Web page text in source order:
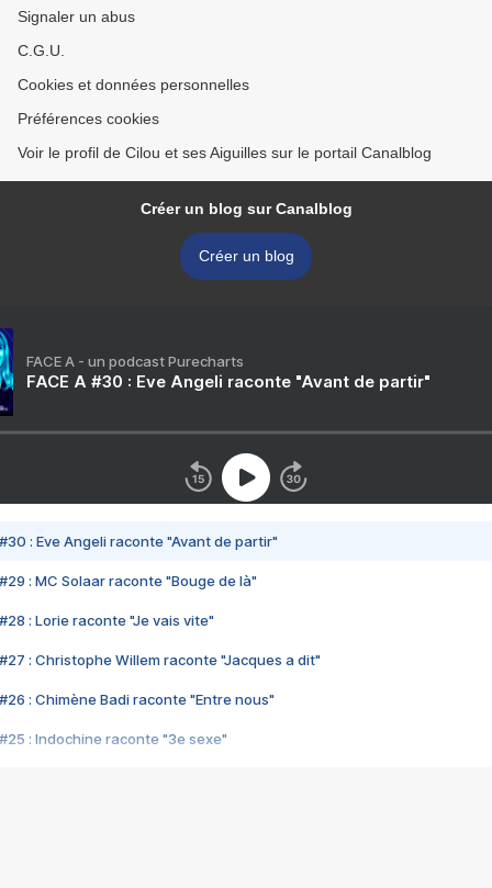
Signaler un abus
C.G.U.
Cookies et données personnelles
Préférences cookies
Voir le profil de Cilou et ses Aiguilles sur le portail Canalblog
Créer un blog sur Canalblog
Créer un blog
FACE A - un podcast Purecharts
FACE A #30 : Eve Angeli raconte "Avant de partir"
#30 : Eve Angeli raconte "Avant de partir"
#29 : MC Solaar raconte "Bouge de là"
#28 : Lorie raconte "Je vais vite"
#27 : Christophe Willem raconte "Jacques a dit"
#26 : Chimène Badi raconte "Entre nous"
#25 : Indochine raconte "3e sexe"